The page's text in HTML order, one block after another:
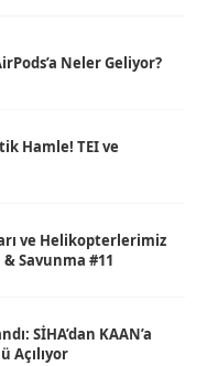
Neler Geliyor?
Hamle! TEI ve
ve Helikopterlerimiz
Savunma #11
SİHA’dan KAAN’a
Açılıyor